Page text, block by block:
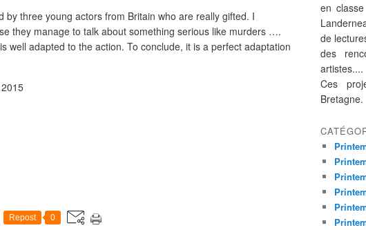
by three young actors from Britain who are really gifted. I
they manage to talk about something serious like murders ….
well adapted to the action. To conclude, it is a perfect adaptation
Repost 0
en
de
des
artistes....
Ces
Bretagne.